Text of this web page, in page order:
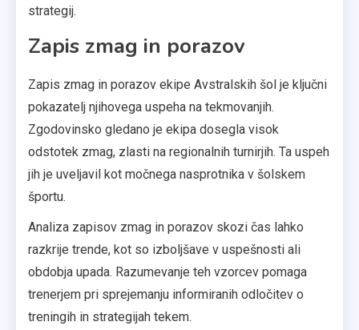
strategij.
Zapis zmag in porazov
Zapis zmag in porazov ekipe Avstralskih šol je ključni
pokazatelj njihovega uspeha na tekmovanjih.
Zgodovinsko gledano je ekipa dosegla visok
odstotek zmag, zlasti na regionalnih turnirjih. Ta uspeh
jih je uveljavil kot močnega nasprotnika v šolskem
športu.
Analiza zapisov zmag in porazov skozi čas lahko
razkrije trende, kot so izboljšave v uspešnosti ali
obdobja upada. Razumevanje teh vzorcev pomaga
trenerjem pri sprejemanju informiranih odločitev o
treningih in strategijah tekem.